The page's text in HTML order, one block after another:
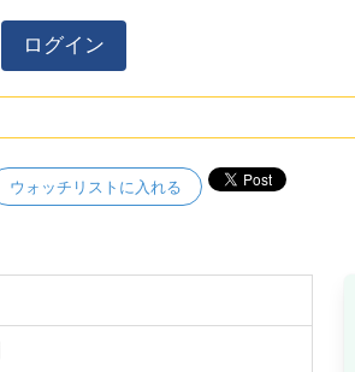
ログイン
ウォッチリストに入れる